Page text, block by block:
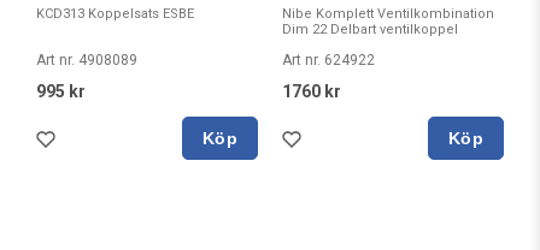
KCD313 Koppelsats ESBE
Art nr. 4908089
995 kr
Köp
Nibe Komplett Ventilkombination
Dim 22 Delbart ventilkoppel
Art nr. 624922
1760 kr
Köp